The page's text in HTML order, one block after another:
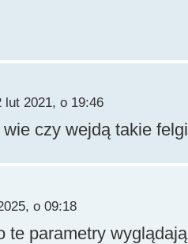
2021, o 19:46
czy wejdą takie
o 09:18
te parametry